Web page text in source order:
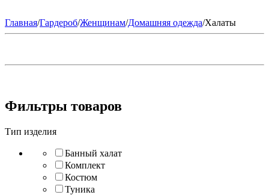
Главная/Гардероб/Женщинам/Домашняя одежда/Халаты
Фильтры товаров
Тип изделия
Банный халат
Комплект
Костюм
Туника